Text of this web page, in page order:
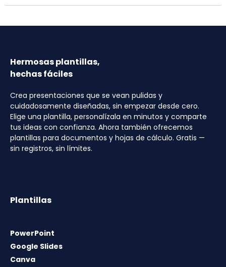
Hermosas plantillas,
hechas fáciles
Crea presentaciones que se vean pulidas y
cuidadosamente diseñadas, sin empezar desde cero.
Elige una plantilla, personalízala en minutos y comparte
tus ideas con confianza. Ahora también ofrecemos
plantillas para documentos y hojas de cálculo. Gratis —
sin registros, sin límites.
Plantillas
PowerPoint
Google Slides
Canva